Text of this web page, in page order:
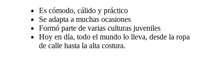
Es cómodo, cálido y práctico
Se adapta a muchas ocasiones
Formó parte de varias culturas juveniles
Hoy en día, todo el mundo lo lleva, desde la ropa
de calle hasta la alta costura.